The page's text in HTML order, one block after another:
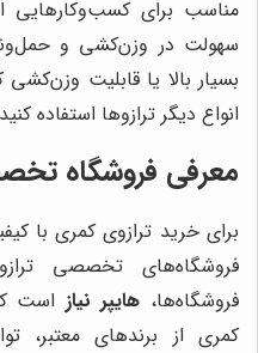
مناسب برای
سهولت در وزن‌کشی و
بسیار بالا یا قابلیت وزن‌کشی
انواع دیگر ترازوها استفاده
معرفی فروشگاه
برای خرید ترازوی کمری با
فروشگاه‌های تخصصی
فروشگاه‌ها، هایپر نیاز است
کمری از برندهای معتبر،